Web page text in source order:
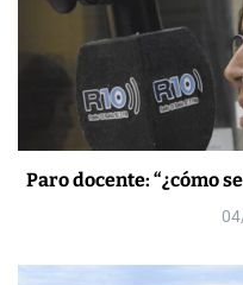
Paro docente: “¿cómo